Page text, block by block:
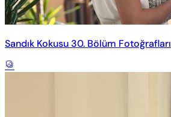
Sandık Kokusu 30. Bölüm Fotoğrafları